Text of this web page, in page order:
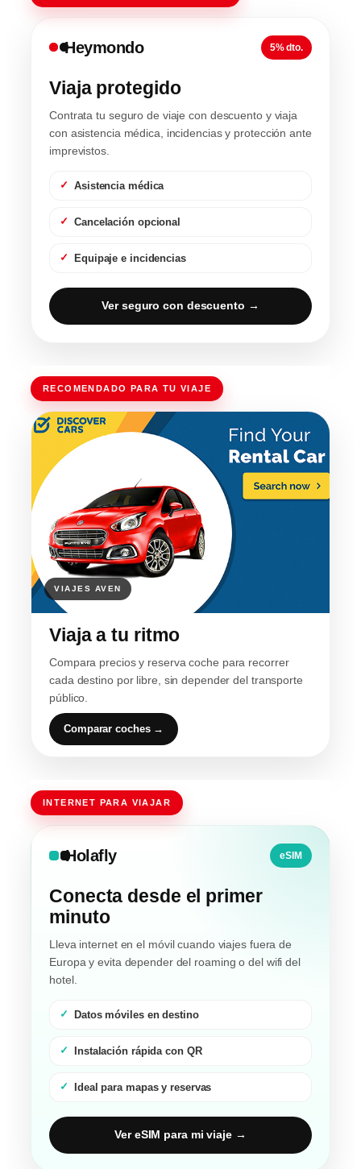
Heymondo 5% dto.
Viaja protegido
Contrata tu seguro de viaje con descuento y viaja
con asistencia médica, incidencias y protección ante
imprevistos.
Asistencia médica
Cancelación opcional
Equipaje e incidencias
Ver seguro con descuento →
RECOMENDADO PARA TU VIAJE
Viaja a tu ritmo
Compara precios y reserva coche para recorrer
cada destino por libre, sin depender del transporte
público.
Comparar coches →
INTERNET PARA VIAJAR
Holafly eSIM
Conecta desde el primer
minuto
Lleva internet en el móvil cuando viajes fuera de
Europa y evita depender del roaming o del wifi del
hotel.
Datos móviles en destino
Instalación rápida con QR
Ideal para mapas y reservas
Ver eSIM para mi viaje →